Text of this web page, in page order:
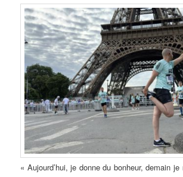
« Aujourd’hui, je donne du bonheur, demain